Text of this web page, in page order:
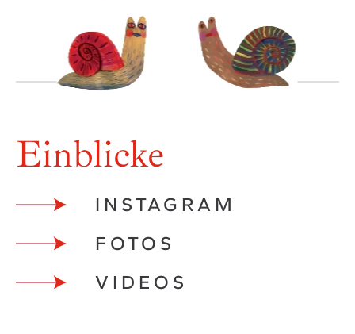
Einblicke
INSTAGRAM
FOTOS
VIDEOS